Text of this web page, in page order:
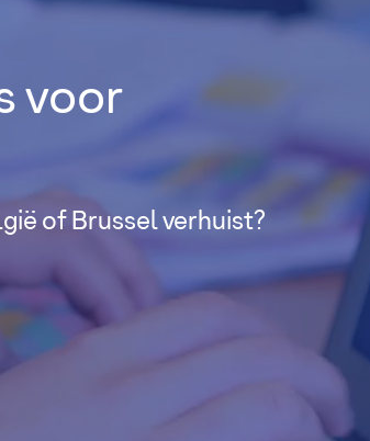
voor
of Brussel verhuist?